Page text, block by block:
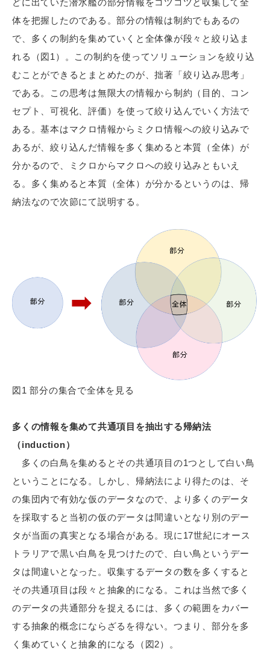
どに出ていた潜水艦の部分情報をコツコツと収集して全
体を把握したのである。部分の情報は制約でもあるの
で、多くの制約を集めていくと全体像が段々と絞り込ま
れる（図1）。この制約を使ってソリューションを絞り込
むことができるとまとめたのが、拙著「絞り込み思考」
である。この思考は無限大の情報から制約（目的、コン
セプト、可視化、評価）を使って絞り込んでいく方法で
ある。基本はマクロ情報からミクロ情報への絞り込みで
あるが、絞り込んだ情報を多く集めると本質（全体）が
分かるので、ミクロからマクロへの絞り込みともいえ
る。多く集めると本質（全体）が分かるというのは、帰
納法なので次節にて説明する。
図1 部分の集合で全体を見る
多くの情報を集めて共通項目を抽出する帰納法
（induction）
多くの白鳥を集めるとその共通項目の1つとして白い鳥
ということになる。しかし、帰納法により得たのは、そ
の集団内で有効な仮のデータなので、より多くのデータ
を採取すると当初の仮のデータは間違いとなり別のデー
タが当面の真実となる場合がある。現に17世紀にオース
トラリアで黒い白鳥を見つけたので、白い鳥というデー
タは間違いとなった。収集するデータの数を多くすると
その共通項目は段々と抽象的になる。これは当然で多く
のデータの共通部分を捉えるには、多くの範囲をカバー
する抽象的概念にならざるを得ない。つまり、部分を多
く集めていくと抽象的になる（図2）。